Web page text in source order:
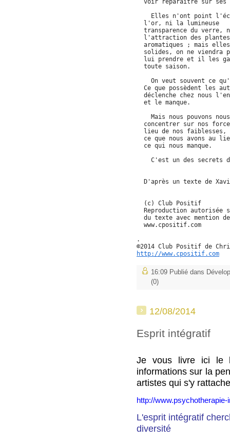
voir reparaître sur ses
Elles n'ont point
l'or, ni la lumineuse
transparence du verre,
l'attraction des plantes
aromatiques ; mais
solides, on ne viendra
lui prendre et il les
toute saison.
On veut souvent ce
Ce que possèdent les
déclenche chez nous
et le manque.
Mais nous pouvons nous
concentrer sur nos
lieu de nos faiblesses,
ce que nous avons au
ce qui nous manque.
C'est un des secrets
D'après un texte de
(c) Club Positif
Reproduction autorisée
du texte avec mention
www.cpositif.com
.
©2014 Club Positif de
http://www.cpositif.com
16:09 Publié dans
(0)
12/08/2014
Esprit intégratif
Je vous livre ici le
informations sur la
artistes qui s'y
http://
L'esprit intégratif
diversité